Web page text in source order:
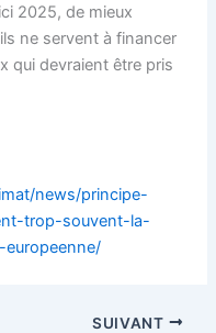
2025, de mieux
ne servent à financer
qui devraient être pris
news/principe-
trop-souvent-la-
SUIVANT